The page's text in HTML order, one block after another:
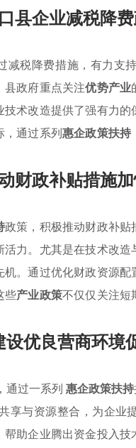
县企业减税降
减税降费措施，有力支
县政府重点关注优势产业
术改造提供了强有力
，通过系列惠企政策扶持
财政补贴措施
政策，积极推动财政补
力。尤其是在技术改
。通过优化财政资源
些产业政策不仅仅关注短
设优良营商环境
通过一系列 惠企政策扶持
享与资源整合，为企
助企业腾出资金投入